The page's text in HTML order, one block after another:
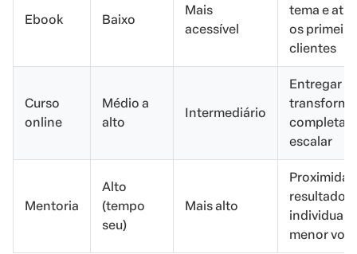
Ebook Baixo
Mais
acessível
tema e
os
clientes
Curso
online
Médio a
alto
Intermediário
Entregar
completa e
escalar
Mentoria
Alto
(tempo
seu)
Mais alto
resultado
individual,
menor